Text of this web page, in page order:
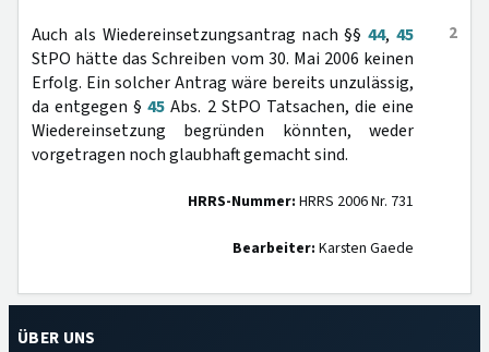
2
Auch als Wiedereinsetzungsantrag nach §§44,45
StPO hätte das Schreiben vom 30. Mai 2006 keinen
Erfolg. Ein solcher Antrag wäre bereits unzulässig,
da entgegen §45 Abs. 2 StPO Tatsachen, die eine
Wiedereinsetzung begründen könnten, weder
vorgetragen noch glaubhaft gemacht sind.
HRRS-Nummer: HRRS 2006 Nr. 731
Bearbeiter: Karsten Gaede
ÜBER UNS